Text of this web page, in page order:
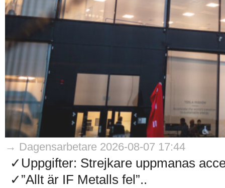
→ Dagensarbetare 2026-08-07 17:44
✓Uppgifter: Strejkare uppmanas
✓”Allt är IF Metalls fel”..